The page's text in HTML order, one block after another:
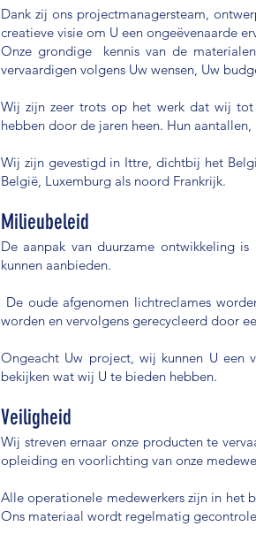
Dank zij ons projectmanagersteam,
creatieve visie om U een ongeëvenaarde
Onze grondige kennis van de
vervaardigen volgens Uw wensen, Uw
Wij zijn zeer trots op het werk dat wij
hebben door de jaren heen. Hun
Wij zijn gevestigd in Ittre, dichtbij het
België, Luxemburg als noord Frankrijk.
Milieubeleid
De aanpak van duurzame ontwikkeling
kunnen aanbieden.
De oude afgenomen lichtreclames
worden en vervolgens gerecycleerd door
Ongeacht Uw project, wij kunnen U een
bekijken wat wij U te bieden hebben.
Veiligheid
Wij streven ernaar onze producten te
opleiding en voorlichting van onze
Alle operationele medewerkers zijn in het
Ons materiaal wordt regelmatig